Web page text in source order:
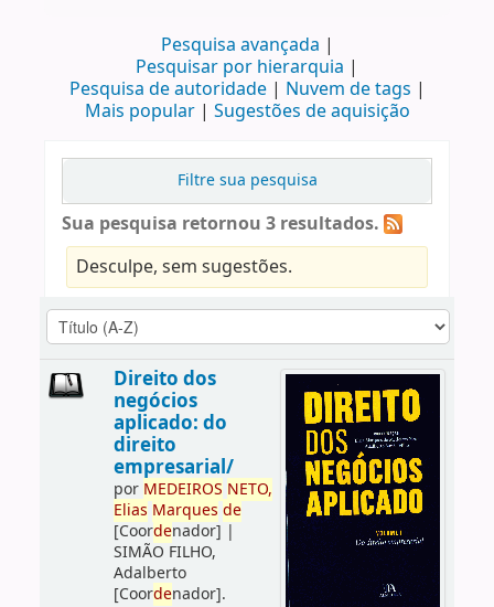
Pesquisa avançada
Pesquisar por hierarquia
Pesquisa de autoridade
Nuvem de tags
Mais popular
Sugestões de aquisição
Filtre sua pesquisa
Sua pesquisa retornou 3 resultados.
Desculpe, sem sugestões.
Direito dos
negócios
aplicado: do
direito
empresarial/
por MEDEIROS NETO,
Elias Marques de
[Coordenador] |
SIMÃO FILHO,
Adalberto
[Coordenador].